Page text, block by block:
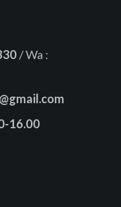
/ Wa :
16.00